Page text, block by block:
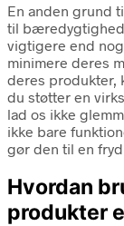
En anden grund
til
vigtigere end
minimere deres
deres produkter,
du støtter en
lad os ikke
ikke bare
gør den til en
Hvordan
produkter